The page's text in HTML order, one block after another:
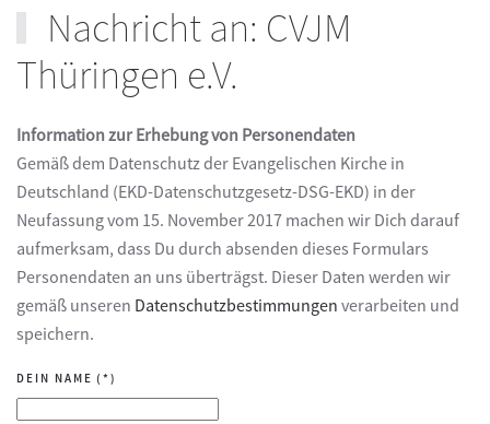
Nachricht an: CVJM
Thüringen e.V.
Information zur Erhebung von Personendaten
Gemäß dem Datenschutz der Evangelischen Kirche in
Deutschland (EKD-Datenschutzgesetz-DSG-EKD) in der
Neufassung vom 15. November 2017 machen wir Dich darauf
aufmerksam, dass Du durch absenden dieses Formulars
Personendaten an uns überträgst. Dieser Daten werden wir
gemäß unseren Datenschutzbestimmungen verarbeiten und
speichern.
DEIN NAME (*)